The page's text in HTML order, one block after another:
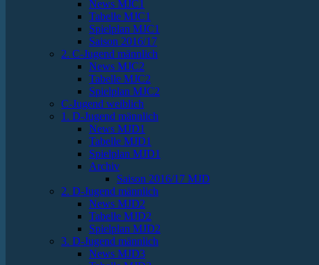
News MJC1
Tabelle MJC1
Spielplan MJC1
Saison 2016/17
2. C-Jugend männlich
News MJC2
Tabelle MJC2
Spielplan MJC2
C-Jugend weiblich
1. D-Jugend männlich
News MJD1
Tabelle MJD1
Spielplan MJD1
Archiv
Saison 2016/17 MJD
2. D-Jugend männlich
News MJD2
Tabelle MJD2
Spielplan MJD2
3. D-Jugend männlich
News MJD3